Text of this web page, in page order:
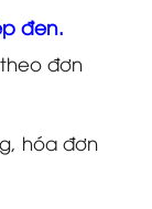
đen.
đơn
hóa đơn